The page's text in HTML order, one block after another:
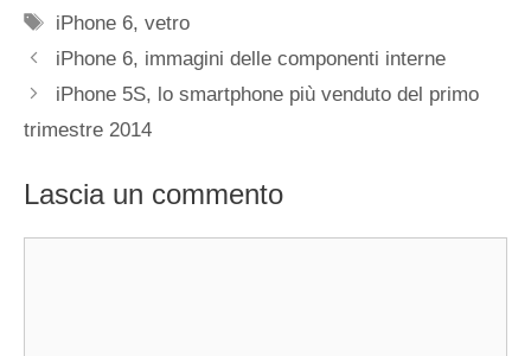
Tag
iPhone 6,vetro
iPhone 6, immagini delle componenti interne
iPhone 5S, lo smartphone più venduto del primo
trimestre 2014
Lascia un commento